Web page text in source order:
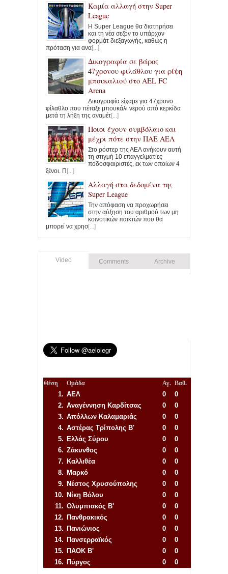
Καμία αλλαγή στην Super
League
Η Super League θα διατηρήσει
και τη νέα σεζόν το υπάρχον
φορμάτ διεξαγωγής, καθώς η
πρόταση για ανα[...]
Δικογραφία σε βάρος
47χρονου φιλάθλου για ρίψη
μπουκαλιού στο AEL FC
Arena
Δικογραφία είχαμε για 47χρονο
φίλαθλο που πέταξε μπουκάλι νερού από κερκίδα
μετά τη λήξη της αναμέτ[...]
Ποιοι έχουν συμβόλαιο και
μέχρι πότε στην ΠΑΕ ΑΕΛ
Στο ρόστερ της ΑΕΛ ανήκουν αυτή
τη στιγμή 10 επαγγελματίες
ποδοσφαιριστές, εκ των οποίων 4
ξένοι. Π[...]
Αλλαγή στα δεδομένα της
Super League
Την απόφαση να προχωρήσει
στην αύξηση του αριθμού των μη
κοινοτικών παικτών που θα
μπορεί να χρησ[...]
Video Comments Archive
Θέση Ομάδα Αγ. Βαθ.
1. ΑΕΛ 0
0
2. Αναγέννηση Καρδίτσας 0
0
3. Απόλλων Καλαμαριάς 0
0
4. Αστέρας Τρίπολης Β' 0
0
5. Ελλάς Σύρου 0
0
6. Ζάκυνθος 0
0
7. Καλλιθέα 0
0
8. Μαρκό 0
0
9. Νέστος Χρυσούπολης 0
0
10. Νίκη Βόλου 0
0
11. Ολυμπιακός Β' 0
0
12. Πανθρακικός 0
0
13. Πανιώνιος 0
0
14. Πανσερραϊκός 0
0
15. ΠΑΟΚ Β' 0
0
16. Πύργος 0
0